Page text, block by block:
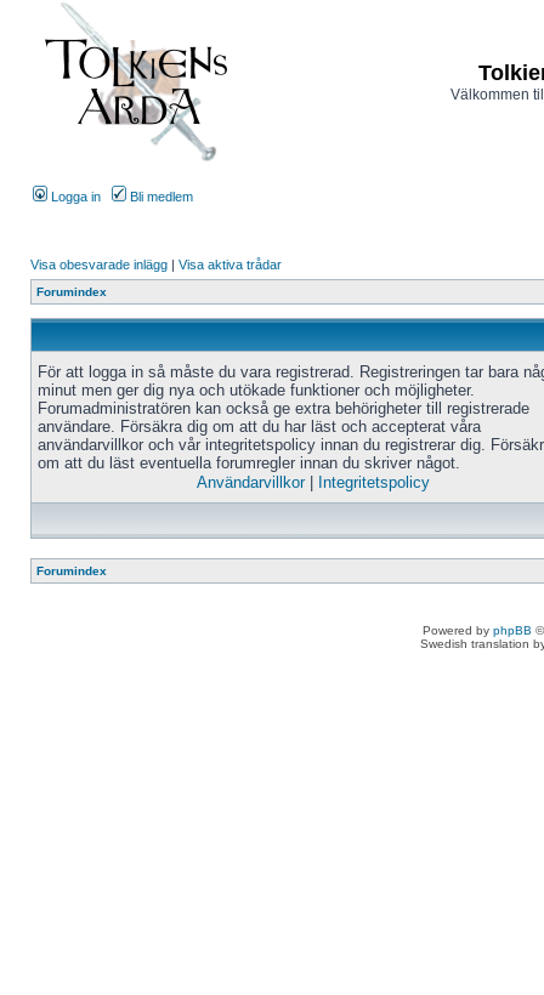
Välkommen
Logga in Bli medlem
Visa obesvarade inlägg | Visa aktiva trådar
Forumindex
För att logga in så måste du vara registrerad. Registreringen tar bara
minut men ger dig nya och utökade funktioner och möjligheter.
Forumadministratören kan också ge extra behörigheter till registrerade
användare. Försäkra dig om att du har läst och accepterat våra
användarvillkor och vår integritetspolicy innan du registrerar dig.
om att du läst eventuella forumregler innan du skriver något.
Användarvillkor| Integritetspolicy
Forumindex
Powered by phpBB
Swedish translation